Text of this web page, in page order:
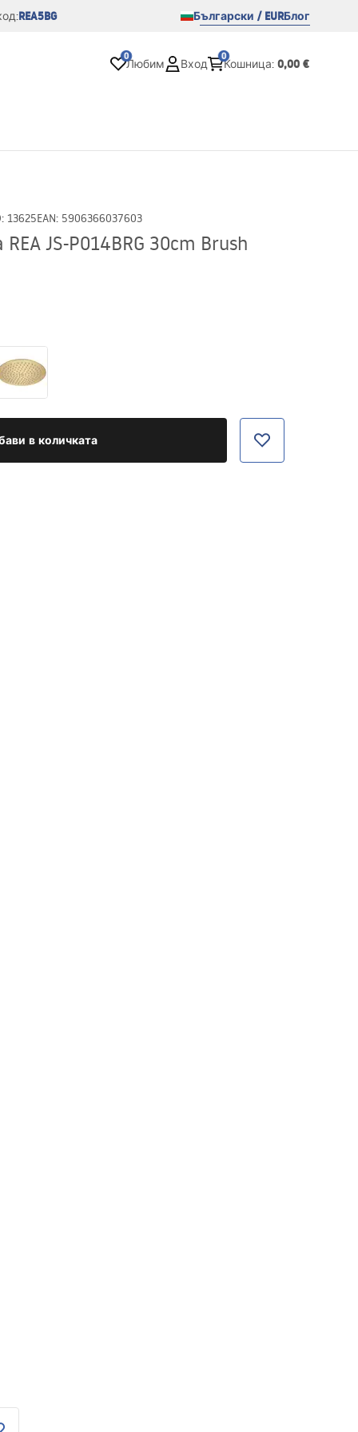
REA5BG Български / EURБлог
0
Любим Вход
0
Кошница: 0,00 €
: 13625EAN: 5906366037603
JS-P014BRG 30cm Brush
в количката